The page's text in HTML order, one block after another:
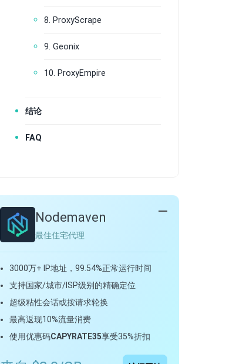
8. ProxyScrape
9. Geonix
10. ProxyEmpire
结论
FAQ
Nodemaven
最佳住宅代理
3000万+ IP地址，99.54%正常运行时间
支持国家/城市/ISP级别的精确定位
超级粘性会话或按请求轮换
最高返现10%流量消费
使用优惠码CAPYRATE35享受35%折扣